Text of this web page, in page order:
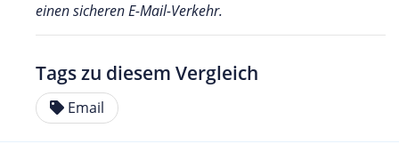
einen sicheren E-Mail-Verkehr.
Tags zu diesem Vergleich
Email